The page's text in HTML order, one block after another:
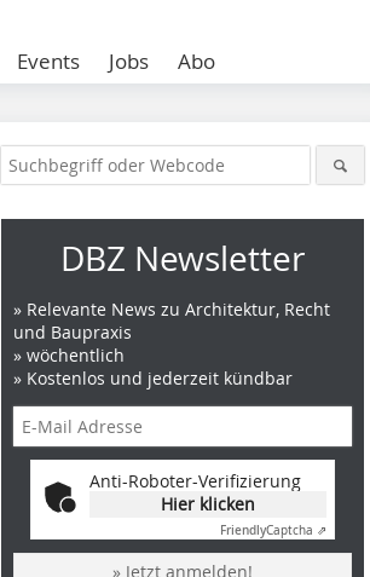
Events Jobs Abo
DBZ Newsletter
» Relevante News zu Architektur, Recht
und Baupraxis
» wöchentlich
» Kostenlos und jederzeit kündbar
Anti-Roboter-Verifizierung
Hier klicken
FriendlyCaptcha ⇗
» Jetzt anmelden!